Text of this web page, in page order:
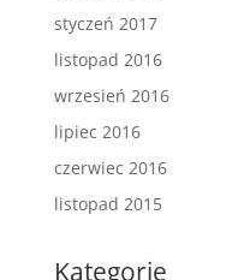
styczeń 2017
listopad 2016
wrzesień 2016
lipiec 2016
czerwiec 2016
listopad 2015
Kategorie